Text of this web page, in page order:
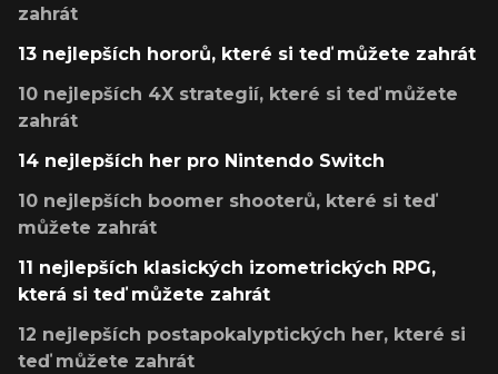
zahrát
13 nejlepších hororů, které si teď můžete zahrát
10 nejlepších 4X strategií, které si teď můžete
zahrát
14 nejlepších her pro Nintendo Switch
10 nejlepších boomer shooterů, které si teď
můžete zahrát
11 nejlepších klasických izometrických RPG,
která si teď můžete zahrát
12 nejlepších postapokalyptických her, které si
teď můžete zahrát